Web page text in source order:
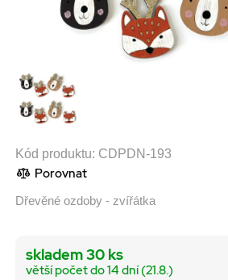
Kód produktu: CDPDN-193
Porovnat
Dřevěné ozdoby - zvířátka
skladem 30 ks
větší počet do 14 dní (21.8.)